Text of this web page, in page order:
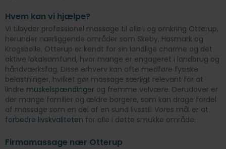
Hvem kan vi hjælpe?
Vi tilbyder professionel massage til alle i og omkring Otterup,
herunder nærliggende områder som Skeby, Hasmark og
Krogsbølle. Otterup er kendt for sin landlige charme og det
aktive lokalsamfund, hvor mange er engageret i landbrug og
håndværksfag. Disse erhverv kan ofte medføre fysiske
belastninger, hvilket gør massage særligt relevant for at
lindre muskelspændinger og fremme velvære. Derudover er
der mange familier og ældre borgere, som kan drage fordel
af massage som en del af en sund livsstil. Vores mål er at
forbedre livskvaliteten for alle i dette smukke område.
Firmamassage nær Otterup